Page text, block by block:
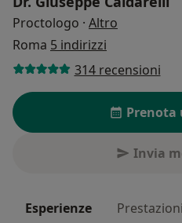
Proctologo · Altro
Roma 5 indirizzi
314 recensioni
Prenota
Invia
Esperienze Prestazioni